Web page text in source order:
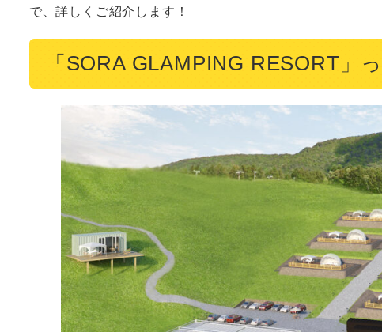
で、詳しくご紹介します！
「SORA GLAMPING RESORT」